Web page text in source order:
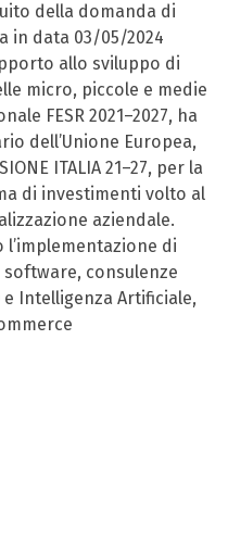
della domanda di
in data 03/05/2024
allo sviluppo di
micro, piccole e medie
FESR 2021–2027, ha
dell’Unione Europea,
ITALIA 21–27, per la
di investimenti volto al
aziendale.
l’implementazione di
consulenze
Intelligenza Artificiale,